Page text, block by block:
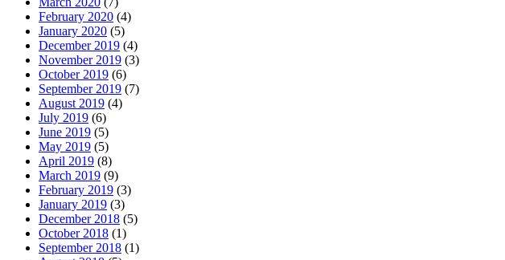
February 2020 (4)
January 2020 (5)
December 2019 (4)
November 2019 (3)
October 2019 (6)
September 2019 (7)
August 2019 (4)
July 2019 (6)
June 2019 (5)
May 2019 (5)
April 2019 (8)
March 2019 (9)
February 2019 (3)
January 2019 (3)
December 2018 (5)
October 2018 (1)
September 2018 (1)